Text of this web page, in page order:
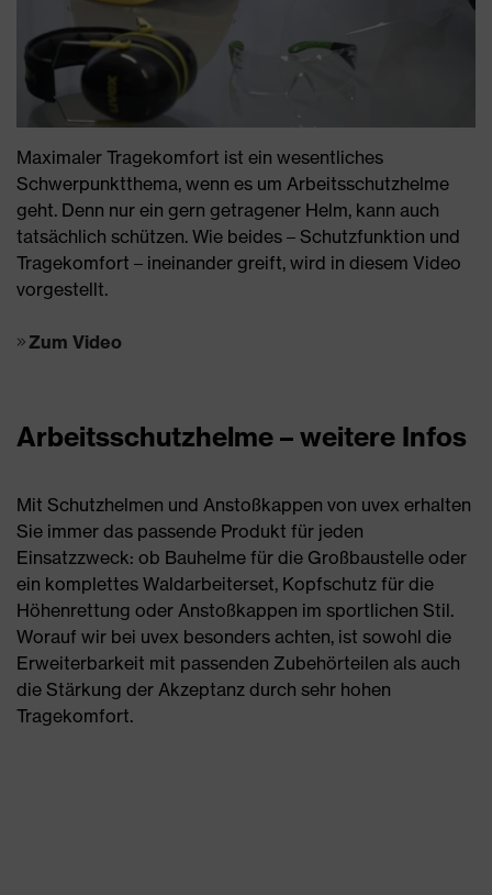
Maximaler Tragekomfort ist ein wesentliches
Schwerpunktthema, wenn es um Arbeitsschutzhelme
geht. Denn nur ein gern getragener Helm, kann auch
tatsächlich schützen. Wie beides – Schutzfunktion und
Tragekomfort – ineinander greift, wird in diesem Video
vorgestellt.
Zum Video
Arbeitsschutzhelme – weitere Infos
Mit Schutzhelmen und Anstoßkappen von uvex erhalten
Sie immer das passende Produkt für jeden
Einsatzzweck: ob Bauhelme für die Großbaustelle oder
ein komplettes Waldarbeiterset, Kopfschutz für die
Höhenrettung oder Anstoßkappen im sportlichen Stil.
Worauf wir bei uvex besonders achten, ist sowohl die
Erweiterbarkeit mit passenden Zubehörteilen als auch
die Stärkung der Akzeptanz durch sehr hohen
Tragekomfort.